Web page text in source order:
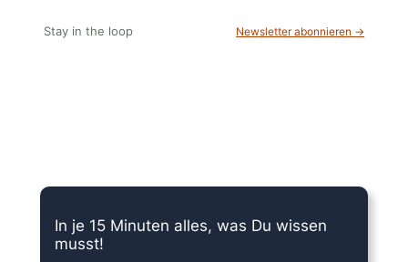
Stay in the loop Newsletter abonnieren →
In je 15 Minuten alles, was Du wissen
musst!